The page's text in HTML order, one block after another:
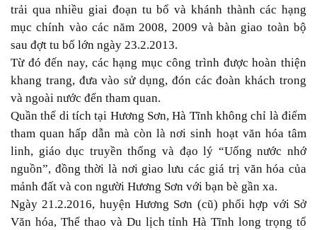
trải qua nhiều giai đoạn tu bổ và khánh thành các hạng
mục chính vào các năm 2008, 2009 và bàn giao toàn bộ
sau đợt tu bổ lớn ngày 23.2.2013.
Từ đó đến nay, các hạng mục công trình được hoàn thiện
khang trang, đưa vào sử dụng, đón các đoàn khách trong
và ngoài nước đến tham quan.
Quần thể di tích tại Hương Sơn, Hà Tĩnh không chỉ là điểm
tham quan hấp dẫn mà còn là nơi sinh hoạt văn hóa tâm
linh, giáo dục truyền thống và đạo lý “Uống nước nhớ
nguồn”, đồng thời là nơi giao lưu các giá trị văn hóa của
mảnh đất và con người Hương Sơn với bạn bè gần xa.
Ngày 21.2.2016, huyện Hương Sơn (cũ) phối hợp với Sở
Văn hóa, Thể thao và Du lịch tỉnh Hà Tĩnh long trọng tổ